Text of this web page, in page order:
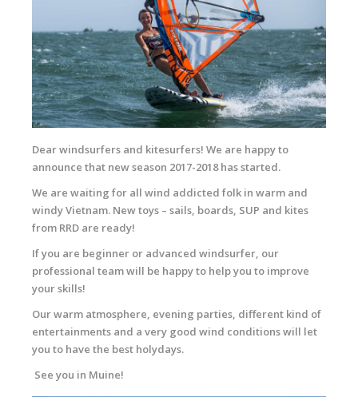
Dear windsurfers and kitesurfers! We are happy to
announce that new season 2017-2018 has started.
We are waiting for all wind addicted folk in warm and
windy Vietnam. New toys – sails, boards, SUP and kites
from RRD are ready!
If you are beginner or advanced windsurfer, our
professional team will be happy to help you to improve
your skills!
Our warm atmosphere, evening parties, different kind of
entertainments and a very good wind conditions will let
you to have the best holydays.
See you in Muine!